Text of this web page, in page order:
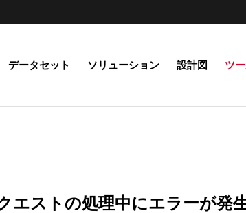
データセット ソリューション 設計図 ツ
エストの処理中にエラーが発